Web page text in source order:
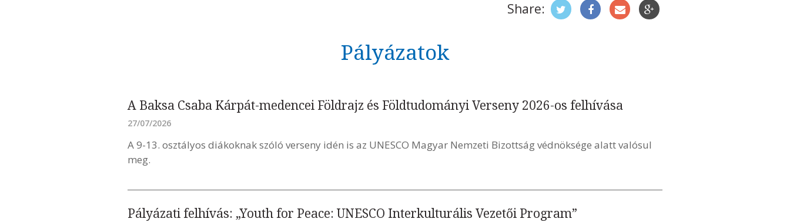
Share:
Pályázatok
A Baksa Csaba Kárpát-medencei Földrajz és Földtudományi Verseny 2026-os felhívása
27/07/2026
A 9-13. osztályos diákoknak szóló verseny idén is az UNESCO Magyar Nemzeti Bizottság védnöksége alatt valósul
meg.
Pályázati felhívás: „Youth for Peace: UNESCO Interkulturális Vezetői Program”